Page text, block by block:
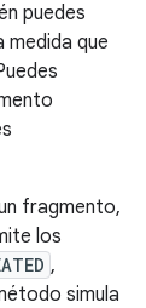
puedes
que
fragmento,
los
,
simula